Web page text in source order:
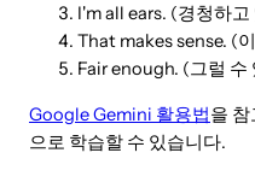
I'm all ears. (경청하고
That makes sense. (
Fair enough. (그럴 수
Google Gemini 활용법을
으로 학습할 수 있습니다.